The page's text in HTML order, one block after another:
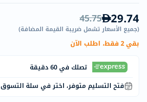
29.74
45.75
(جميع الأسعار تشمل ضريبة القيمة المضافة)
بقي 2 فقط، اطلب الآن
تصلك في 60 دقيقة
فتح التسليم متوفر، اختر في سلة التسوق